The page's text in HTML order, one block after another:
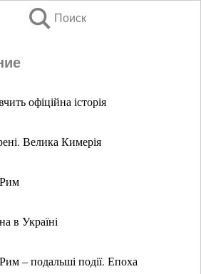
Поиск
офіційна історія
Велика Кимерія
в Україні
– подальші події. Епоха